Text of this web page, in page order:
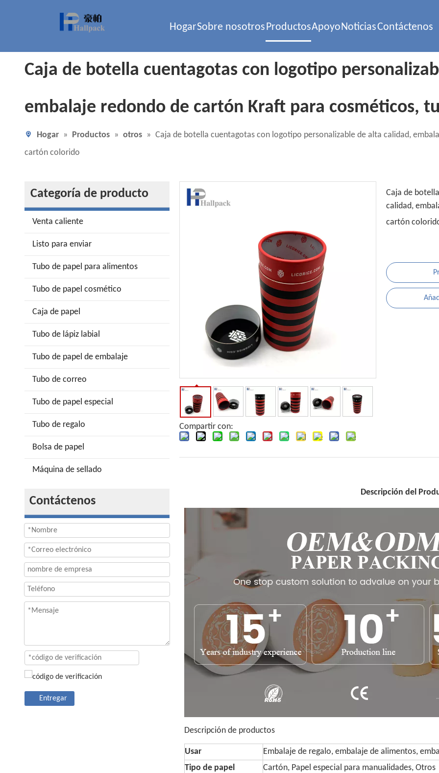
HogarSobre nosotrosProductosApoyoNoticiasContáctenos
Caja de botella cuentagotas con logotipo
embalaje redondo de cartón Kraft para cosméticos,
Hogar » Productos » otros » Caja de botella cuentagotas con logotipo personalizable de alta calidad,
cartón colorido
Categoría de producto
Venta caliente
Listo para enviar
Tubo de papel para alimentos
Tubo de papel cosmético
Caja de papel
Tubo de lápiz labial
Tubo de papel de embalaje
Tubo de correo
Tubo de papel especial
Tubo de regalo
Bolsa de papel
Máquina de sellado
Contáctenos
Entregar
Compartir con:
Caja de
calidad,
cartón
Descripción del
Descripción de productos
Usar
Embalaje de regalo, embalaje de alimentos,
Tipo de papel
Cartón, Papel especial para manualidades, Otros